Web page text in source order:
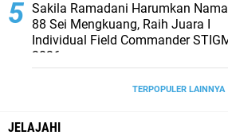
Sakila Ramadani Harumkan
88 Sei Mengkuang, Raih Juara I
Individual Field Commander
2026
TERPOPULER LAINNYA
JELAJAHI